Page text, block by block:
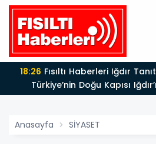
18:26
Türkiye’nin Doğu Kapısı
Keşfedilmeyi
Anasayfa SİYASET